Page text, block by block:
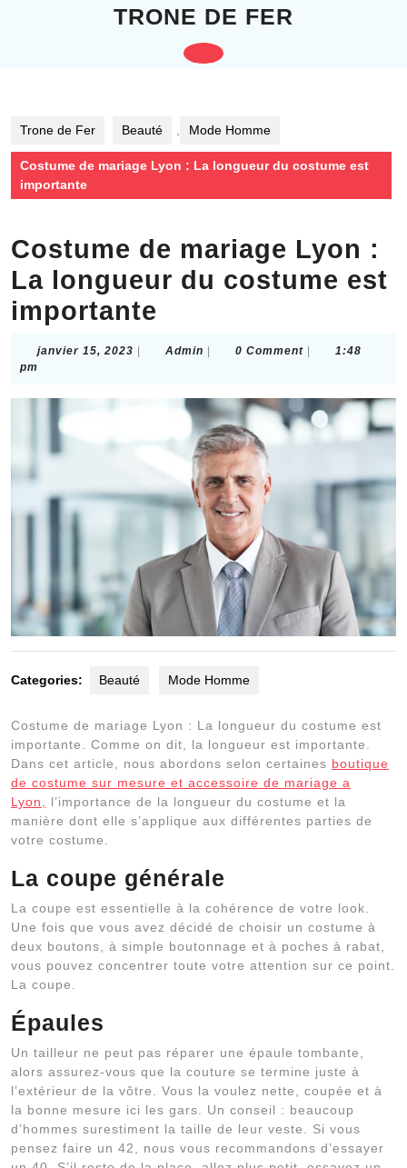
TRONE DE FER
Open
Trone de Fer Beauté Mode Homme
Costume de mariage Lyon : La longueur du costume est
importante
Costume de mariage Lyon :
La longueur du costume est
importante
janvier 15, 2023 janvierAdmin Admin0 Comment
1:48
pm
Categories: Beauté Mode Homme
Costume de mariage Lyon : La longueur du costume est
importante. Comme on dit, la longueur est importante.
Dans cet article, nous abordons selon certaines boutique
de costume sur mesure et accessoire de mariage a
Lyon,
l’importance de la longueur du costume et la
manière dont elle s’applique aux différentes parties de
votre costume.
La coupe générale
La coupe est essentielle à la cohérence de votre look.
Une fois que vous avez décidé de choisir un costume à
deux boutons, à simple boutonnage et à poches à rabat,
vous pouvez concentrer toute votre attention sur ce point.
La coupe.
Épaules
Un tailleur ne peut pas réparer une épaule tombante,
alors assurez-vous que la couture se termine juste à
l’extérieur de la vôtre. Vous la voulez nette, coupée et à
la bonne mesure ici les gars. Un conseil : beaucoup
d’hommes surestiment la taille de leur veste. Si vous
pensez faire un 42, nous vous recommandons d’essayer